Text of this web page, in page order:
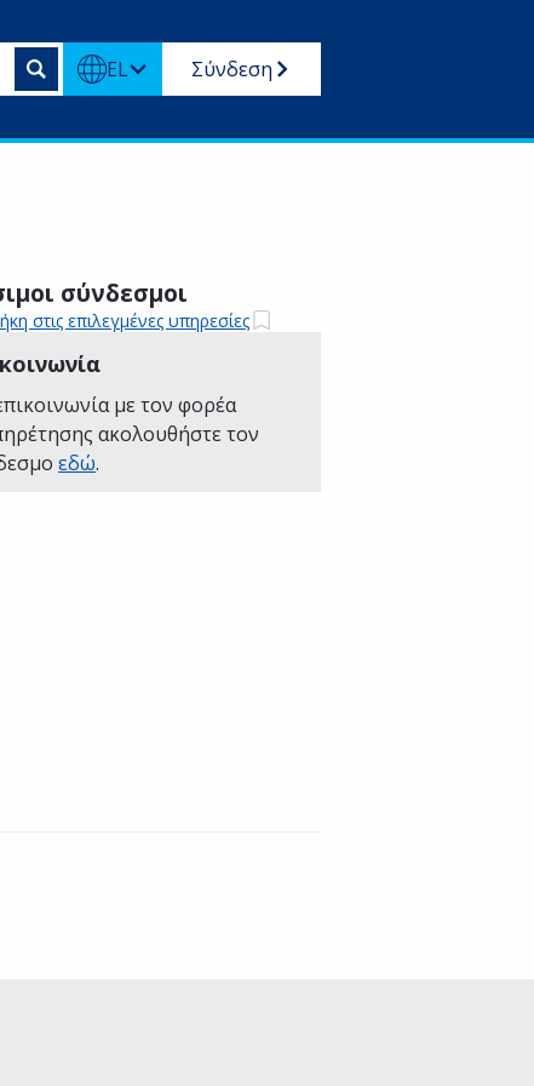
EL Σύνδεση
σύνδεσμοι
στις επιλεγμένες υπηρεσίες
με τον φορέα
ακολουθήστε τον
εδώ.